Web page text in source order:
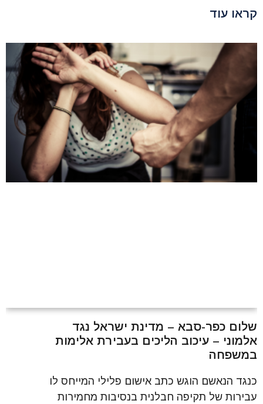
קראו עוד
שלום כפר-סבא – מדינת ישראל נגד
אלמוני – עיכוב הליכים בעבירת אלימות
במשפחה
כנגד הנאשם הוגש כתב אישום פלילי המייחס לו
עבירות של תקיפה חבלנית בנסיבות מחמירות